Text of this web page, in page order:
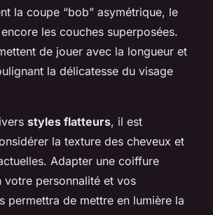
la coupe “bob” asymétrique, le
les couches superposées.
de jouer avec la longueur et
la délicatesse du visage
styles flatteurs, il est
la texture des cheveux et
Adapter une coiffure
votre personnalité et vos
permettra de mettre en lumière la